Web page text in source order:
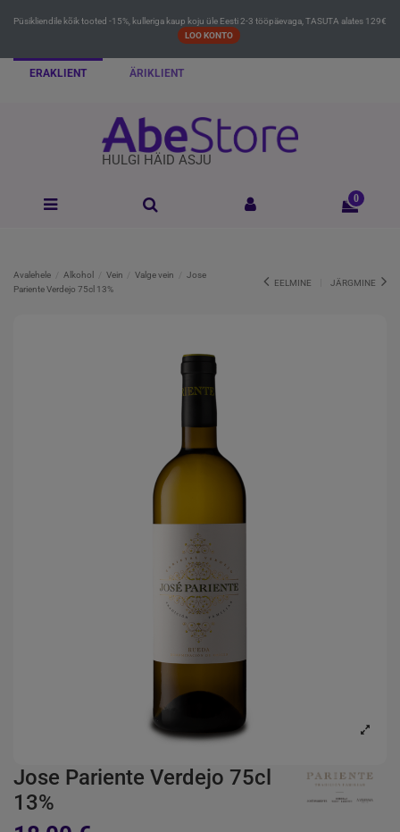
Püsikliendile kõik tooted -15%, kulleriga kaup koju üle Eesti 2-3 tööpäevaga, TASUTA alates 129€
LOO KONTO
ERAKLIENT ÄRIKLIENT
HULGI HÄID ASJU
0
Avalehele Alkohol Vein Valge vein
Jose
Pariente Verdejo 75cl 13%
EELMINE JÄRGMINE
Jose Pariente Verdejo 75cl
13%